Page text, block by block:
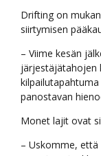
Drifting on
siirtymisen
– Viime kesän
järjestäjätahojen
panostavan
Monet lajit ovat
– Uskomme,